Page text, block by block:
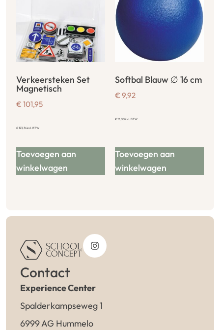
Verkeersteken Set
Magnetisch
€ 101,95
€123,36incl. BTW
Toevoegen aan
winkelwagen
Softbal Blauw ∅ 16 cm
€ 9,92
€12,00incl. BTW
Toevoegen aan
winkelwagen
Contact
Experience Center
Spalderkampseweg 1
6999 AG Hummelo